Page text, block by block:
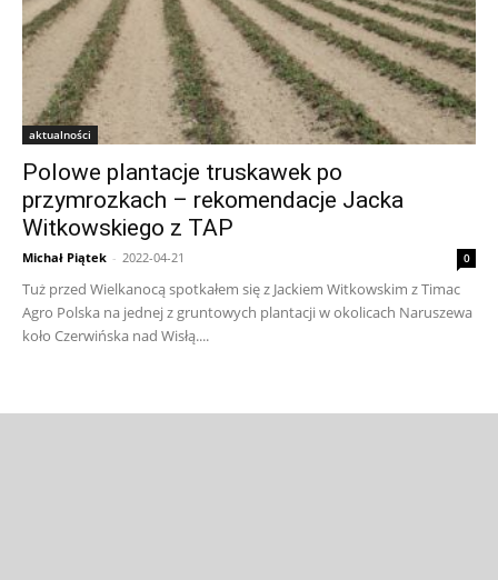
aktualności
Polowe plantacje truskawek po
przymrozkach – rekomendacje Jacka
Witkowskiego z TAP
Michał Piątek - 2022-04-21 0
Tuż przed Wielkanocą spotkałem się z Jackiem Witkowskim z Timac
Agro Polska na jednej z gruntowych plantacji w okolicach Naruszewa
koło Czerwińska nad Wisłą....